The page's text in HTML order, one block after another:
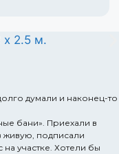
думали и наконец-то
бани». Приехали в
живую, подписали
участке. Хотели бы